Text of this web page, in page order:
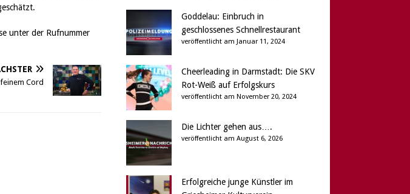
unter der Rufnummer
Cord
Goddelau: Einbruch in
geschlossenes Schnellrestaurant
veröffentlicht am Januar 11, 2024
Cheerleading in Darmstadt: Die SKV
Rot-Weiß auf Erfolgskurs
veröffentlicht am November 20, 2024
Die Lichter gehen aus….
veröffentlicht am August 6, 2026
Erfolgreiche junge Künstler im